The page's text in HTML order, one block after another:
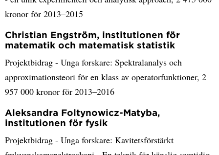
kronor för 2013–2015
Christian Engström, institutionen för
matematik och matematisk statistik
Projektbidrag - Unga forskare: Spektralanalys och
approximationsteori för en klass av operatorfunktioner, 2
957 000 kronor för 2013–2016
Aleksandra Foltynowicz-Matyba,
institutionen för fysik
Projektbidrag - Unga forskare: Kavitetsförstärkt